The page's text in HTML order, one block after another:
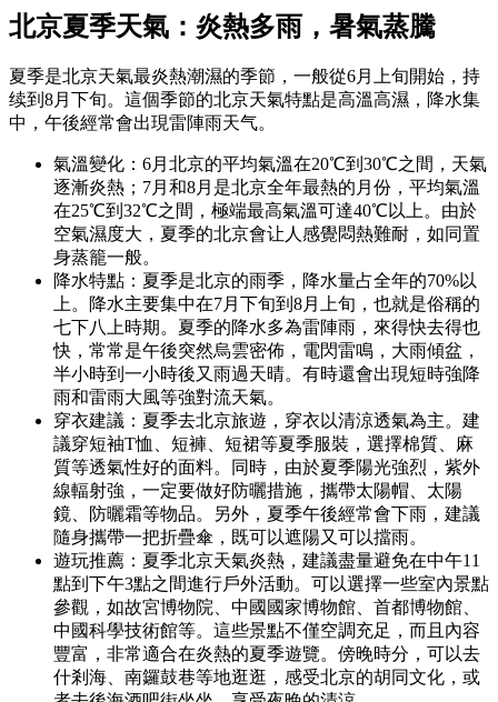
北京夏季天氣：炎熱多雨 ， 暑氣蒸騰
夏季是北京天氣最炎熱潮濕的季節，一般從6月上旬開始，持
续到8月下旬。這個季節的北京天氣特點是高溫高濕，降水集
中，午後經常會出現雷陣雨天气。
氣溫變化：6月北京的平均氣溫在20℃到30℃之間，天氣
逐漸炎熱；7月和8月是北京全年最熱的月份，平均氣溫
在25℃到32℃之間，極端最高氣溫可達40℃以上。由於
空氣濕度大，夏季的北京會让人感覺悶熱難耐，如同置
身蒸籠一般。
降水特點：夏季是北京的雨季，降水量占全年的70%以
上。降水主要集中在7月下旬到8月上旬，也就是俗稱的
七下八上時期。夏季的降水多為雷陣雨，來得快去得也
快，常常是午後突然烏雲密佈，電閃雷鳴，大雨傾盆，
半小時到一小時後又雨過天晴。有時還會出現短時強降
雨和雷雨大風等強對流天氣。
穿衣建議：夏季去北京旅遊，穿衣以清涼透氣為主。建
議穿短袖T恤、短褲、短裙等夏季服裝，選擇棉質、麻
質等透氣性好的面料。同時，由於夏季陽光強烈，紫外
線輻射強，一定要做好防曬措施，攜帶太陽帽、太陽
鏡、防曬霜等物品。另外，夏季午後經常會下雨，建議
隨身攜帶一把折疊傘，既可以遮陽又可以擋雨。
遊玩推薦：夏季北京天氣炎熱，建議盡量避免在中午11
點到下午3點之間進行戶外活動。可以選擇一些室內景點
參觀，如故宮博物院、中國國家博物館、首都博物館、
中國科學技術館等。這些景點不僅空調充足，而且內容
豐富，非常適合在炎熱的夏季遊覽。傍晚時分，可以去
什剎海、南鑼鼓巷等地逛逛，感受北京的胡同文化，或